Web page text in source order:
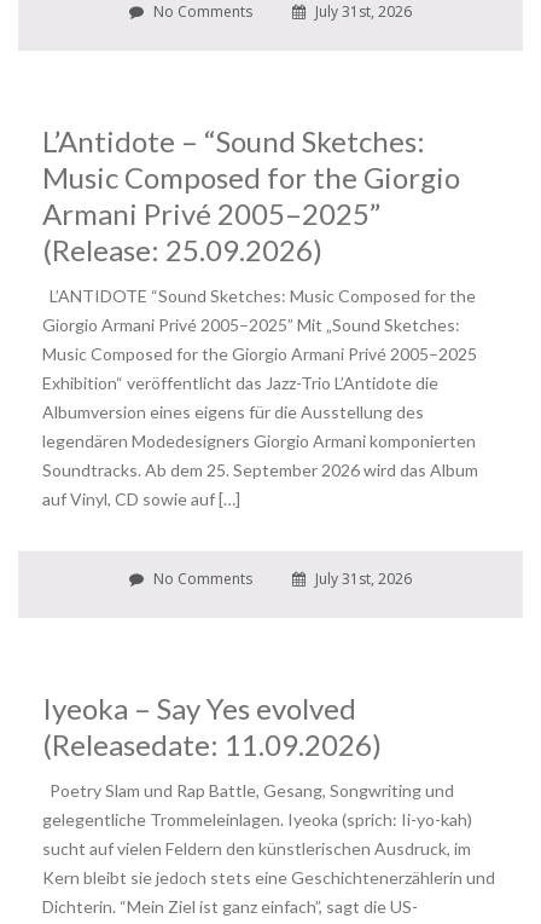
No Comments July 31st, 2026
L’Antidote – “Sound Sketches:
Music Composed for the Giorgio
Armani Privé 2005–2025”
(Release: 25.09.2026)
L’ANTIDOTE “Sound Sketches: Music Composed for the
Giorgio Armani Privé 2005–2025” Mit „Sound Sketches:
Music Composed for the Giorgio Armani Privé 2005–2025
Exhibition“ veröffentlicht das Jazz-Trio L’Antidote die
Albumversion eines eigens für die Ausstellung des
legendären Modedesigners Giorgio Armani komponierten
Soundtracks. Ab dem 25. September 2026 wird das Album
auf Vinyl, CD sowie auf […]
No Comments July 31st, 2026
Iyeoka – Say Yes evolved
(Releasedate: 11.09.2026)
Poetry Slam und Rap Battle, Gesang, Songwriting und
gelegentliche Trommeleinlagen. Iyeoka (sprich: Ii-yo-kah)
sucht auf vielen Feldern den künstlerischen Ausdruck, im
Kern bleibt sie jedoch stets eine Geschichtenerzählerin und
Dichterin. “Mein Ziel ist ganz einfach”, sagt die US-